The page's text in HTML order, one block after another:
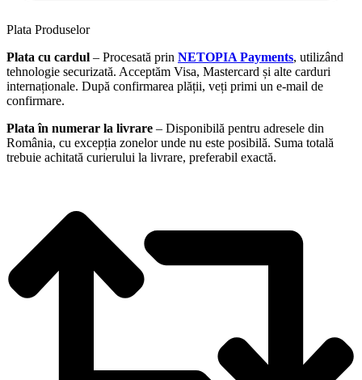
Plata Produselor
Plata cu cardul – Procesată prin NETOPIA Payments, utilizând
tehnologie securizată. Acceptăm Visa, Mastercard și alte carduri
internaționale. După confirmarea plății, veți primi un e-mail de
confirmare.
Plata în numerar la livrare – Disponibilă pentru adresele din
România, cu excepția zonelor unde nu este posibilă. Suma totală
trebuie achitată curierului la livrare, preferabil exactă.